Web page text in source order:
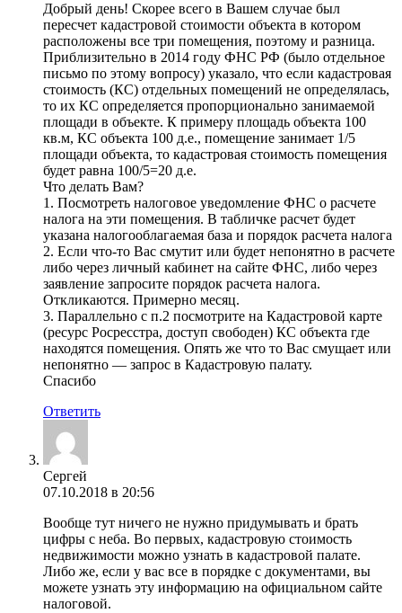
Добрый день! Скорее всего в Вашем случае был
пересчет кадастровой стоимости объекта в котором
расположены все три помещения, поэтому и разница.
Приблизительно в 2014 году ФНС РФ (было отдельное
письмо по этому вопросу) указало, что если кадастровая
стоимость (КС) отдельных помещений не определялась,
то их КС определяется пропорционально занимаемой
площади в объекте. К примеру площадь объекта 100
кв.м, КС объекта 100 д.е., помещение занимает 1/5
площади объекта, то кадастровая стоимость помещения
будет равна 100/5=20 д.е.
Что делать Вам?
1. Посмотреть налоговое уведомление ФНС о расчете
налога на эти помещения. В табличке расчет будет
указана налогооблагаемая база и порядок расчета налога
2. Если что-то Вас смутит или будет непонятно в расчете
либо через личный кабинет на сайте ФНС, либо через
заявление запросите порядок расчета налога.
Откликаются. Примерно месяц.
3. Параллельно с п.2 посмотрите на Кадастровой карте
(ресурс Росресстра, доступ свободен) КС объекта где
находятся помещения. Опять же что то Вас смущает или
непонятно — запрос в Кадастровую палату.
Спасибо
Ответить
Сергей
07.10.2018 в 20:56
Вообще тут ничего не нужно придумывать и брать
цифры с неба. Во первых, кадастровую стоимость
недвижимости можно узнать в кадастровой палате.
Либо же, если у вас все в порядке с документами, вы
можете узнать эту информацию на официальном сайте
налоговой.